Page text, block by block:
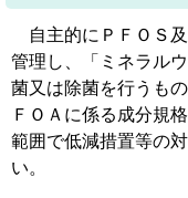
自主的にＰＦＯＳ
管理し、「ミネラル
菌又は除菌を行うも
ＦＯＡに係る成分規
範囲で低減措置等の
い。